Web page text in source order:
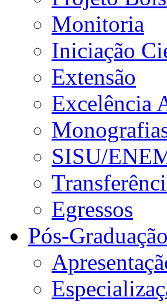
Monitoria
Iniciação
Extensão
Excelência
SISU/
Egressos
Pós-Graduação